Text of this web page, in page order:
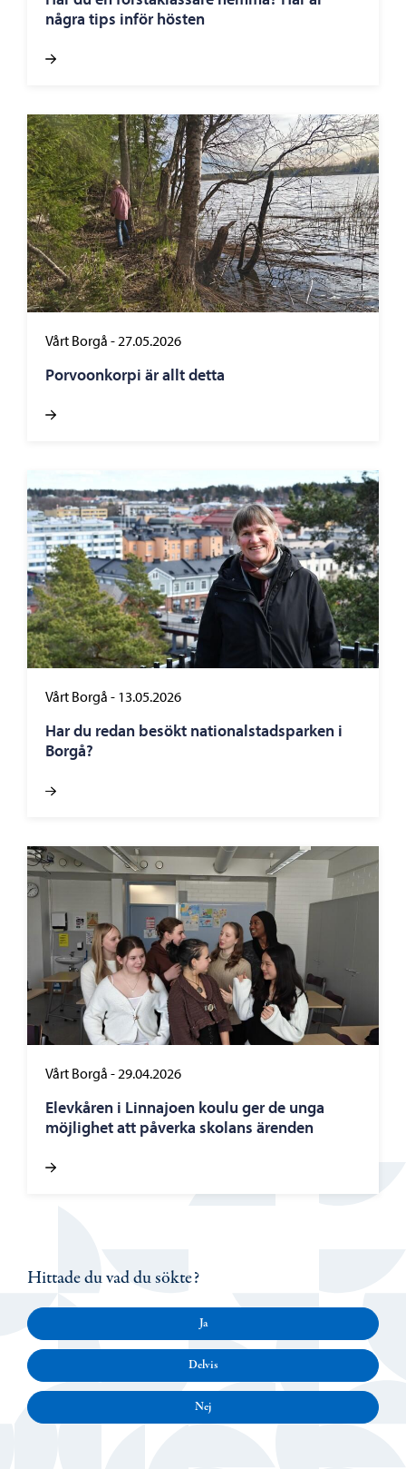
några tips inför hösten
Vårt Borgå -27.05.2026
Porvoonkorpi är allt detta
Vårt Borgå - 13.05.2026
Har du redan besökt nationalstadsparken i
Borgå?
Vårt Borgå - 29.04.2026
Elevkåren i Linnajoen koulu ger de unga
möjlighet att påverka skolans ärenden
Hittade du vad du sökte?
Ja
Delvis
Nej